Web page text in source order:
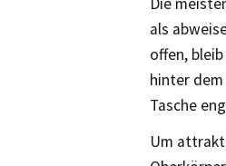
als
offen,
hinter
Tasche
Um